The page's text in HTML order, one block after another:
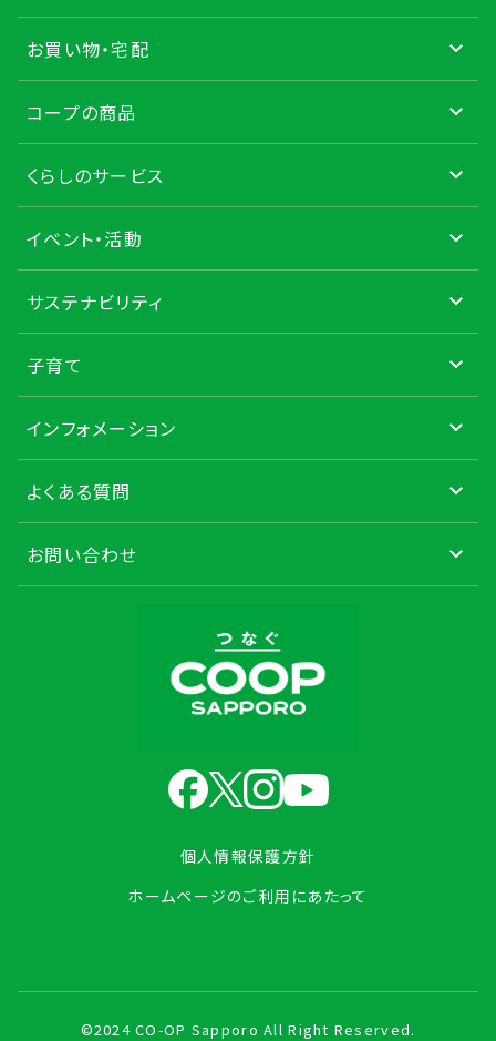
個人情報保護方針
ホームページのご利用にあたって
お買い物・宅配
コープの商品
くらしのサービス
イベント・活動
サステナビリティ
子育て
インフォメーション
よくある質問
お問い合わせ
©2024 CO-OP Sapporo All Right Reserved.